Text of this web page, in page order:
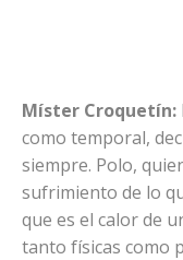
Míster Croquetín:
como temporal,
siempre. Polo,
sufrimiento de lo
que es el calor de
tanto físicas como